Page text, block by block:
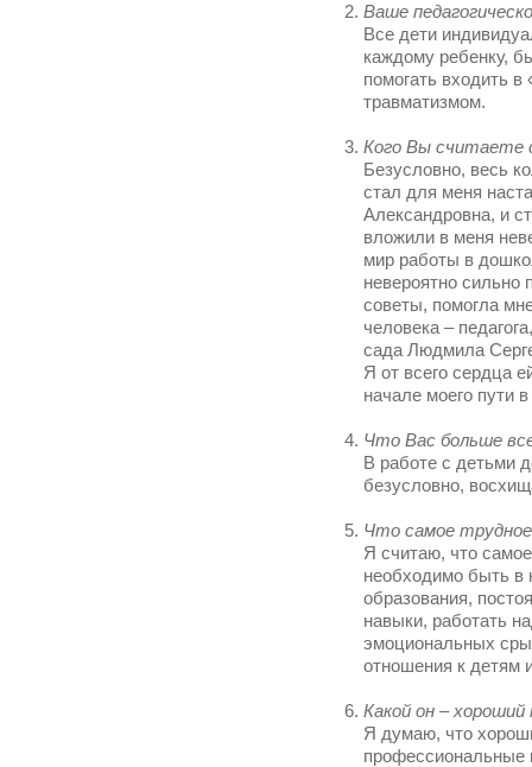
Ваше
Все дети
каждому ребенку,
помогать входить
травматизмом.
Кого Вы считаете
Безусловно, весь
стал для меня
Александровна, и
вложили в меня
мир работы в
невероятно
советы, помогла
человека –
сада Людмила
Я от всего сердца
начале моего пути
Что Вас больше
В работе с детьми
безусловно,
Что самое трудное
Я считаю, что
необходимо быть в
образования,
навыки, работать
эмоциональных
отношения к детям
Какой он – хороший
Я думаю, что
профессиональные